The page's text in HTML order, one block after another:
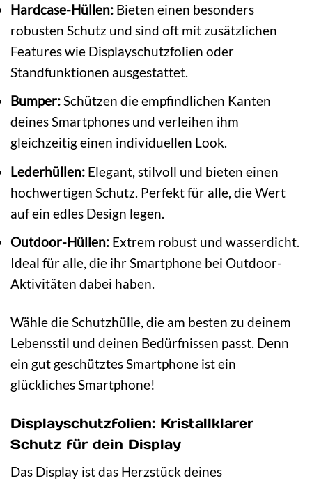
Hardcase-Hüllen: Bieten einen besonders
robusten Schutz und sind oft mit zusätzlichen
Features wie Displayschutzfolien oder
Standfunktionen ausgestattet.
Bumper:Schützen die empfindlichen Kanten
deines Smartphones und verleihen ihm
gleichzeitig einen individuellen Look.
Lederhüllen: Elegant, stilvoll und bieten einen
hochwertigen Schutz. Perfekt für alle, die Wert
auf ein edles Design legen.
Outdoor-Hüllen: Extrem robust und wasserdicht.
Ideal für alle, die ihr Smartphone bei Outdoor-
Aktivitäten dabei haben.
Wähle die Schutzhülle, die am besten zu deinem
Lebensstil und deinen Bedürfnissen passt. Denn
ein gut geschütztes Smartphone ist ein
glückliches Smartphone!
Displayschutzfolien: Kristallklarer
Schutz für dein Display
Das Display ist das Herzstück deines